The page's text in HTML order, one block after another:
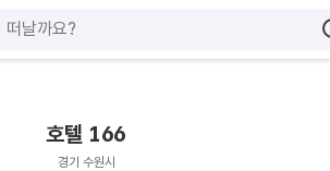
호텔 166
경기 수원시